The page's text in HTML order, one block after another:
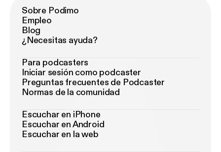
Sobre Podimo
Empleo
Blog
¿Necesitas ayuda?
Para podcasters
Iniciar sesión como podcaster
Preguntas frecuentes de Podcaster
Normas de la comunidad
Escuchar en iPhone
Escuchar en Android
Escuchar en la web